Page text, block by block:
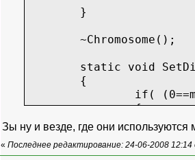
}
~Chromosome();
static void
{
if(
{
}
Зы ну и везде, где они используются
« Последнее редактирование: 24-06-2008